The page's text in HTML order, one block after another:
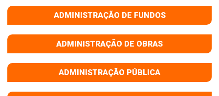
ADMINISTRAÇÃO DE FUNDOS
ADMINISTRAÇÃO DE OBRAS
ADMINISTRAÇÃO PÚBLICA